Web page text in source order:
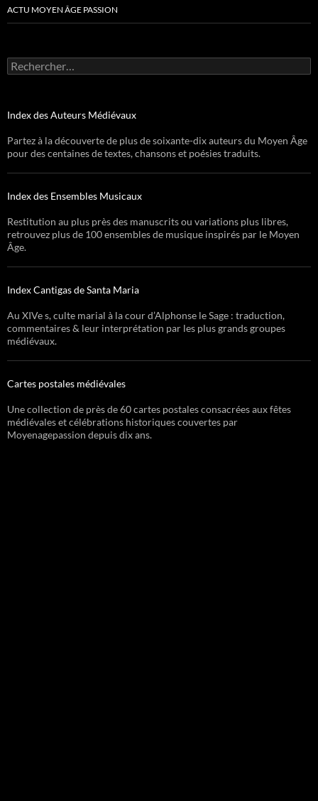
ACTU MOYEN ÂGE PASSION
Rechercher :
Index des Auteurs Médiévaux
Partez à la découverte de plus de soixante-dix auteurs du Moyen Âge
pour des centaines de textes, chansons et poésies traduits.
Index des Ensembles Musicaux
Restitution au plus près des manuscrits ou variations plus libres,
retrouvez plus de 100 ensembles de musique inspirés par le Moyen
Âge.
Index Cantigas de Santa Maria
Au XIVe s, culte marial à la cour d’Alphonse le Sage : traduction,
commentaires & leur interprétation par les plus grands groupes
médiévaux.
Cartes postales médiévales
Une collection de près de 60 cartes postales consacrées aux fêtes
médiévales et célébrations historiques couvertes par
Moyenagepassion depuis dix ans.